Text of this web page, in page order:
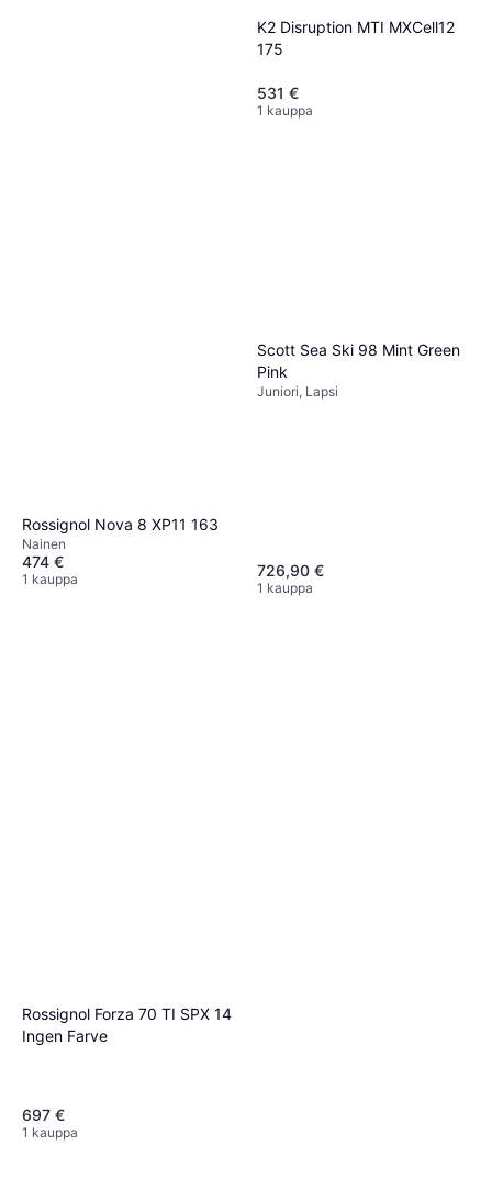
Tai 3 maksua 139,36 €
1 kauppa
K2 Disruption MTI MXCell12
175
531 €
1 kauppa
Rossignol Nova 8 XP11 163
Nainen
474 €
1 kauppa
Scott Sea Ski 98 Mint Green
Pink
Juniori, Lapsi
726,90 €
1 kauppa
Rossignol Forza 70 TI SPX 14
Ingen Farve
697 €
1 kauppa